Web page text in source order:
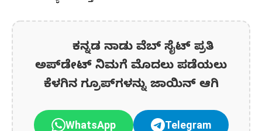
ಕನ್ನಡ ನಾಡು ವೆಬ್ ಸೈಟ್ ಪ್ರತಿ
ಅಪ್‌ಡೇಟ್‌ ನಿಮಗೆ ಮೊದಲು ಪಡೆಯಲು
ಕೆಳಗಿನ ಗ್ರೂಪ್‌ಗಳನ್ನು ಜಾಯಿನ್ ಆಗಿ
WhatsApp Telegram